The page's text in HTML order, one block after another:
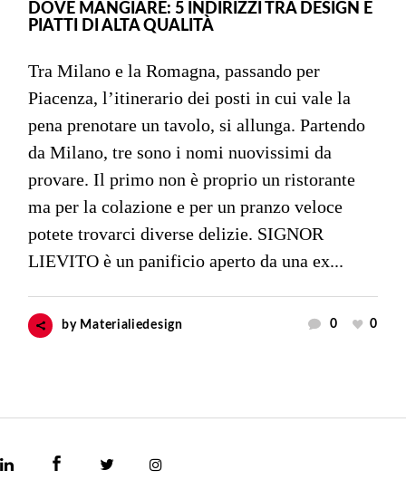
DOVE MANGIARE: 5 INDIRIZZI TRA DESIGN E
PIATTI DI ALTA QUALITÀ
Tra Milano e la Romagna, passando per
Piacenza, l’itinerario dei posti in cui vale la
pena prenotare un tavolo, si allunga. Partendo
da Milano, tre sono i nomi nuovissimi da
provare. Il primo non è proprio un ristorante
ma per la colazione e per un pranzo veloce
potete trovarci diverse delizie. SIGNOR
LIEVITO è un panificio aperto da una ex...
by Materialiedesign 0 0